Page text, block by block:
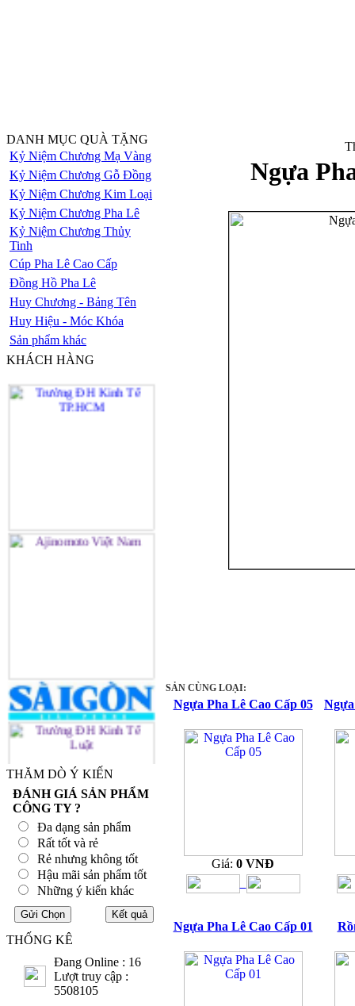
DANH MỤC QUÀ TẶNG
Kỷ Niệm Chương Mạ Vàng
Kỷ Niệm Chương Gỗ Đồng
Kỷ Niệm Chương Kim Loại
Kỷ Niệm Chương Pha Lê
Kỷ Niệm Chương Thủy
Tinh
Cúp Pha Lê Cao Cấp
Đồng Hồ Pha Lê
Huy Chương - Bảng Tên
Huy Hiệu - Móc Khóa
Sản phẩm khác
KHÁCH HÀNG
THĂM DÒ Ý KIẾN
ĐÁNH GIÁ SẢN PHẨM
CÔNG TY ?
Đa dạng sản phẩm
Rất tốt và rẻ
Rẻ nhưng không tốt
Hậu mãi sản phẩm tốt
Những ý kiến khác
THỐNG KÊ
Đang Online : 16
Lượt truy cập :
5508105
Ngựa
SẢN CÙNG LOẠI:
Ngựa Pha Lê Cao Cấp 05
Giá: 0 VNĐ
Ngựa Pha Lê Cao Cấp 01